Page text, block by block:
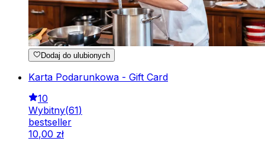
Dodaj do ulubionych
Karta Podarunkowa - Gift Card
10
Wybitny(61)
bestseller
10,00 zł